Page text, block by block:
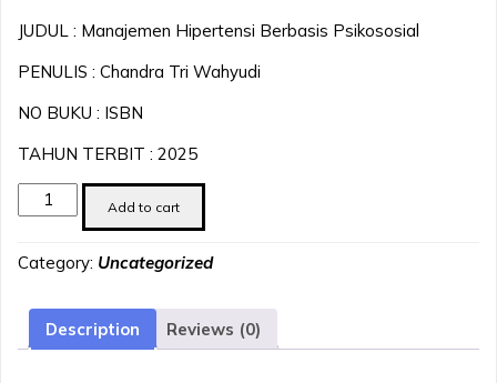
JUDUL : Manajemen Hipertensi Berbasis Psikososial
PENULIS : Chandra Tri Wahyudi
NO BUKU : ISBN
TAHUN TERBIT : 2025
Manajemen
Hipertensi
Psikososial
Add to cart
Category: Uncategorized
Description Reviews (0)